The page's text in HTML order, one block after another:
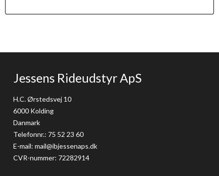
Jessens Rideudstyr ApS
H.C. Ørstedsvej 10
6000 Kolding
Danmark
Telefonnr.: 75 52 23 60
E-mail: mail@ibjessenaps.dk
CVR-nummer: 72282914